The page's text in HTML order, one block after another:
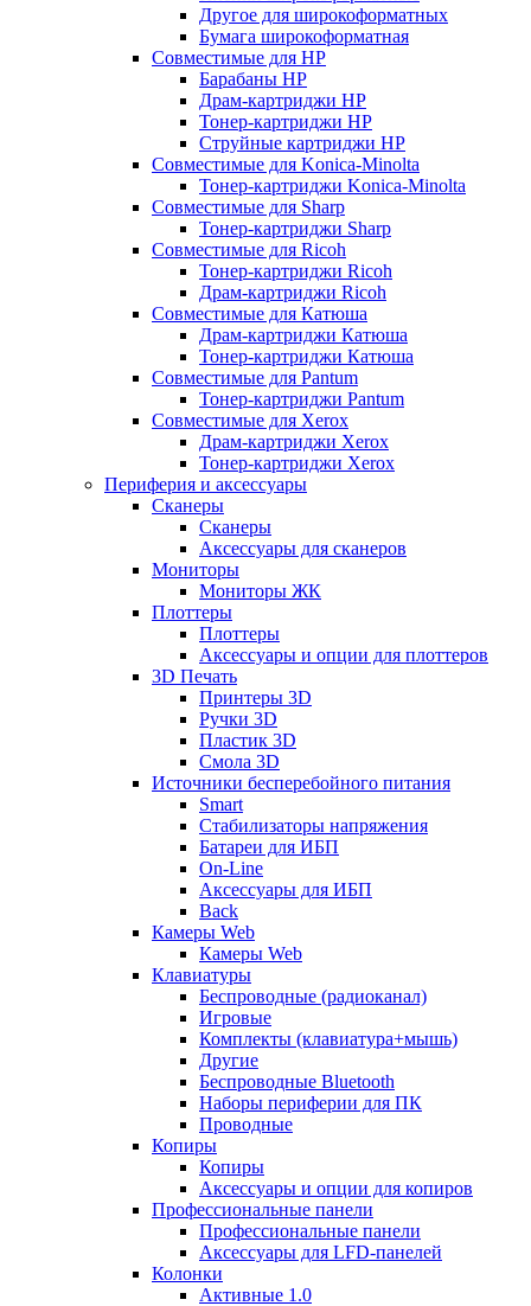
Другое для широкоформатных
Бумага широкоформатная
Совместимые для HP
Барабаны HP
Драм-картриджи HP
Тонер-картриджи HP
Струйные картриджи HP
Совместимые для Konica-Minolta
Тонер-картриджи Konica-Minolta
Совместимые для Sharp
Тонер-картриджи Sharp
Совместимые для Ricoh
Тонер-картриджи Ricoh
Драм-картриджи Ricoh
Совместимые для Катюша
Драм-картриджи Катюша
Тонер-картриджи Катюша
Совместимые для Pantum
Тонер-картриджи Pantum
Совместимые для Xerox
Драм-картриджи Xerox
Тонер-картриджи Xerox
Периферия и аксессуары
Сканеры
Сканеры
Аксессуары для сканеров
Мониторы
Мониторы ЖК
Плоттеры
Плоттеры
Аксессуары и опции для плоттеров
3D Печать
Принтеры 3D
Ручки 3D
Пластик 3D
Смола 3D
Источники бесперебойного питания
Smart
Стабилизаторы напряжения
Батареи для ИБП
On-Line
Аксессуары для ИБП
Back
Камеры Web
Камеры Web
Клавиатуры
Беспроводные (радиоканал)
Игровые
Комплекты (клавиатура+мышь)
Другие
Беспроводные Bluetooth
Наборы периферии для ПК
Проводные
Копиры
Копиры
Аксессуары и опции для копиров
Профессиональные панели
Профессиональные панели
Аксессуары для LFD-панелей
Колонки
Активные 1.0